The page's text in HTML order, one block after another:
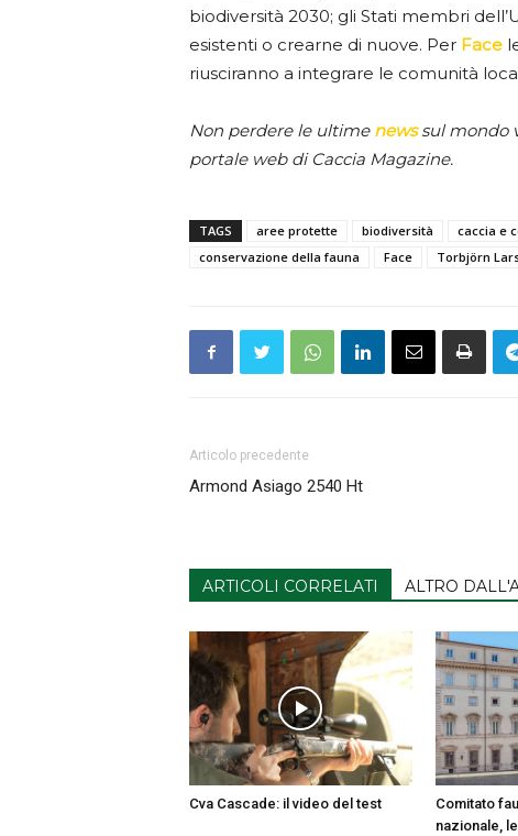
biodiversità 2030; gli Stati membri
esistenti o crearne di nuove. Per Face
riusciranno a integrare le comunità
Non perdere le ultime newssul mondo
portale web di Caccia Magazine.
TAGS aree protette biodiversità caccia e
conservazione della fauna
Face Torbjörn
Articolo precedente
Armond Asiago 2540 Ht
ARTICOLI CORRELATI ALTRO
Cva Cascade: il video del test
Comitato
nazionale,